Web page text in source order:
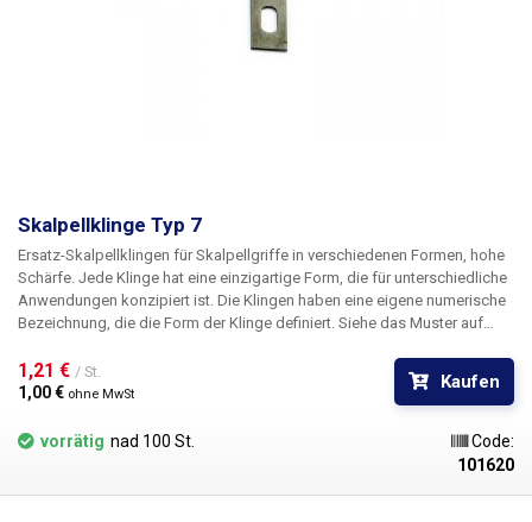
Skalpellklinge Typ 7
Ersatz-Skalpellklingen für Skalpellgriffe in verschiedenen Formen, hohe
Schärfe. Jede Klinge hat eine einzigartige Form, die für unterschiedliche
Anwendungen konzipiert ist. Die Klingen haben eine eigene numerische
Bezeichnung, die die Form der Klinge definiert. Siehe das Muster auf
Klingen sind nicht steril.
1,21 € / St.
1,00 € ohne MwSt
Kaufen
vorrätig nad 100 St.
Code:
101620